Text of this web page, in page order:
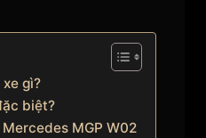
gì?
biệt?
MGP W02